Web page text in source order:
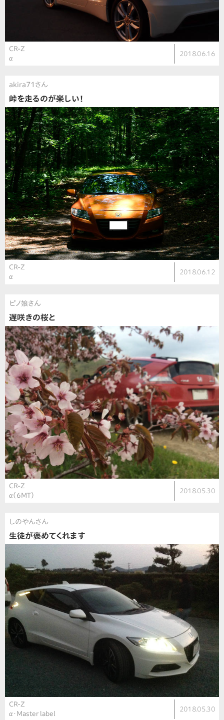
CR-Z
α
2018.06.16
akira71さん
峠を走るのが楽しい！
CR-Z
α
2018.06.12
ピノ娘さん
遅咲きの桜と
CR-Z
α（6MT）
2018.05.30
しのやんさん
生徒が褒めてくれます
CR-Z
α・Master label
2018.05.30